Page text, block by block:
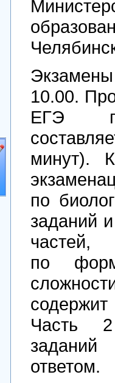
10.00.
ЕГЭ
минут).
по
заданий
частей,
по
Часть
заданий
ответом.